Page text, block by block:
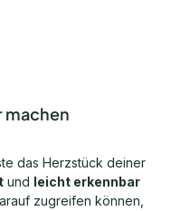
machen
das Herzstück deiner
und leicht erkennbar
zugreifen können,